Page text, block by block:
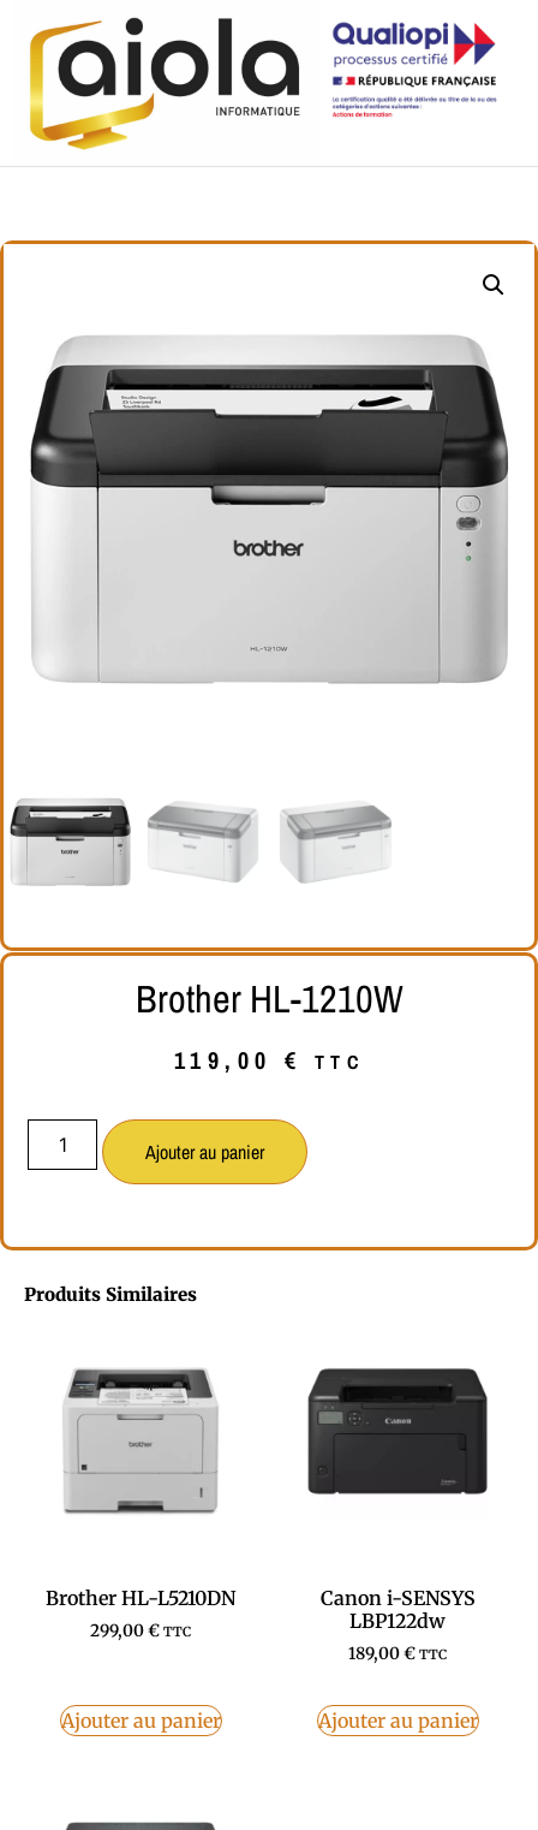
Brother HL-1210W
119,00 € TTC
Ajouter au panier
Produits Similaires
Brother HL-L5210DN
299,00€ TTC
Ajouter au panier
Canon i-SENSYS
LBP122dw
189,00€ TTC
Ajouter au panier